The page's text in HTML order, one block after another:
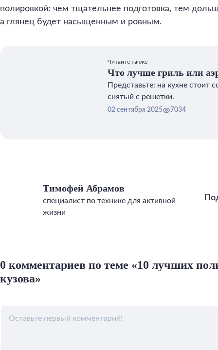
полировкой: чем тщательнее подготовка, тем
а глянец будет насыщенным и ровным.
Читайте также
Что лучше гриль или
Представьте: на кухне стоит
снятый с решетки.
02 сентября 2025 7034
Тимофей Абрамов
специалист по технике для активной
жизни
0 комментариев по теме «10 лучших
кузова»